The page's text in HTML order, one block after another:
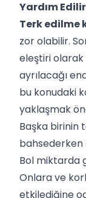
Yardım
Terk edilme
zor olabilir.
eleştiri
ayrılacağı
bu konudaki
yaklaşmak
Başka birinin
bahsederken
Bol miktarda
Onlara ve
etkilediğine